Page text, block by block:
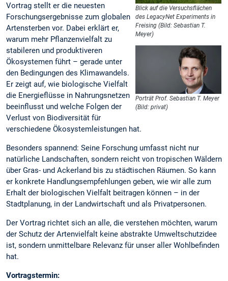
Blick auf die Versuchsflächen
des LegacyNet Experiments in
Freising (Bild: Sebastian T.
Meyer)
Porträt Prof. Sebastian T. Meyer
(Bild: privat)
Vortrag stellt er die neuesten
Forschungsergebnisse zum globalen
Artensterben vor. Dabei erklärt er,
warum mehr Pflanzenvielfalt zu
stabileren und produktiveren
Ökosystemen führt – gerade unter
den Bedingungen des Klimawandels.
Er zeigt auf, wie biologische Vielfalt
die Energieflüsse in Nahrungsnetzen
beeinflusst und welche Folgen der
Verlust von Biodiversität für
verschiedene Ökosystemleistungen hat.
Besonders spannend: Seine Forschung umfasst nicht nur
natürliche Landschaften, sondern reicht von tropischen Wäldern
über Gras- und Ackerland bis zu städtischen Räumen. So kann
er konkrete Handlungsempfehlungen geben, wie wir alle zum
Erhalt der biologischen Vielfalt beitragen können – in der
Stadtplanung, in der Landwirtschaft und als Privatpersonen.
Der Vortrag richtet sich an alle, die verstehen möchten, warum
der Schutz der Artenvielfalt keine abstrakte Umweltschutzidee
ist, sondern unmittelbare Relevanz für unser aller Wohlbefinden
hat.
Vortragstermin: